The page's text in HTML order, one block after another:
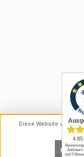
Diese Website